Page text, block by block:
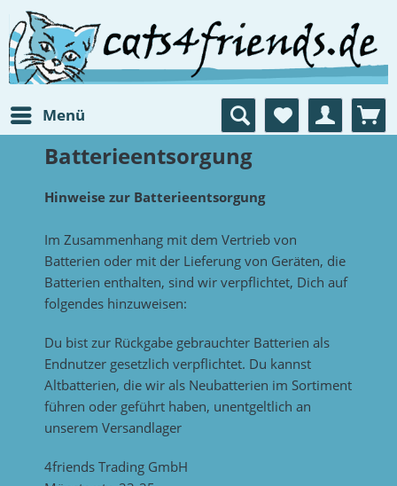
Menü
Batterieentsorgung
Hinweise zur Batterieentsorgung
Im Zusammenhang mit dem Vertrieb von
Batterien oder mit der Lieferung von Geräten, die
Batterien enthalten, sind wir verpflichtet, Dich auf
folgendes hinzuweisen:
Du bist zur Rückgabe gebrauchter Batterien als
Endnutzer gesetzlich verpflichtet. Du kannst
Altbatterien, die wir als Neubatterien im Sortiment
führen oder geführt haben, unentgeltlich an
unserem Versandlager
4friends Trading GmbH